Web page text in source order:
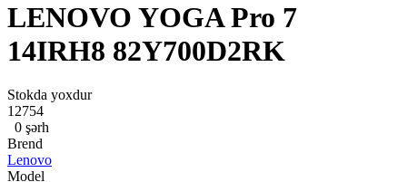
LENOVO YOGA Pro 7
14IRH8 82Y700D2RK
Stokda yoxdur
12754
0 şərh
Brend
Lenovo
Model